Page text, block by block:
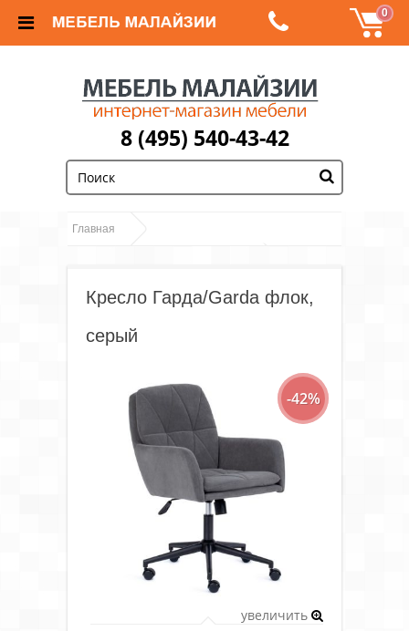
0
8 (495) 540-43-42
Главная
Гарда/Garda флок, серый
Кресло Гарда/Garda флок,
серый
-42%
увеличить